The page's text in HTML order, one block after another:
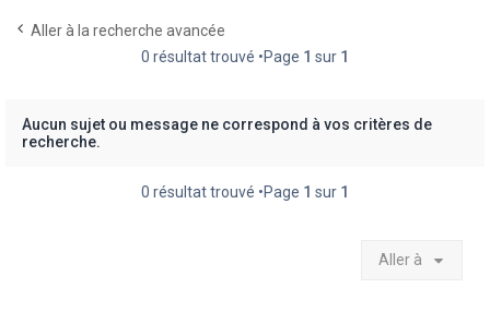
Aller à la recherche avancée
0 résultat trouvé •Page 1 sur 1
Aucun sujet ou message ne correspond à vos critères de
recherche.
0 résultat trouvé •Page 1 sur 1
Aller à